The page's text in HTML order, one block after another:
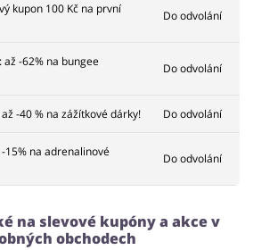
kupon 100 Kč na první
Do odvolání
až -62% na bungee
Do odvolání
-40 % na zážítkové dárky! Do odvolání
15% na adrenalinové
Do odvolání
na slevové kupóny a akce v
obchodech